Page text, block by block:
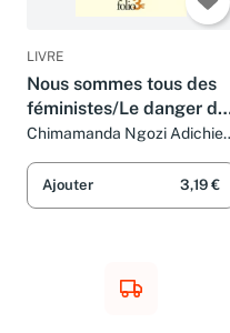
LIVRE
Nous sommes tous des
féministes/Le danger de
l'histoire unique
Chimamanda Ngozi Adichie,
Schneiter
Ajouter 3,19 €